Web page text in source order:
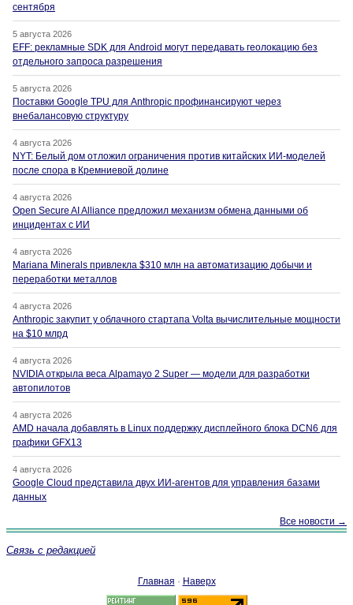
сентября
5 августа 2026
EFF: рекламные SDK для Android могут передавать геолокацию без
отдельного запроса разрешения
5 августа 2026
Поставки Google TPU для Anthropic профинансируют через
внебалансовую структуру
4 августа 2026
NYT: Белый дом отложил ограничения против китайских ИИ-моделей
после спора в Кремниевой долине
4 августа 2026
Open Secure AI Alliance предложил механизм обмена данными об
инцидентах с ИИ
4 августа 2026
Mariana Minerals привлекла $310 млн на автоматизацию добычи и
переработки металлов
4 августа 2026
Anthropic закупит у облачного стартапа Volta вычислительные мощности
на $10 млрд
4 августа 2026
NVIDIA открыла веса Alpamayo 2 Super — модели для разработки
автопилотов
4 августа 2026
AMD начала добавлять в Linux поддержку дисплейного блока DCN6 для
графики GFX13
4 августа 2026
Google Cloud представила двух ИИ-агентов для управления базами
данных
Все новости →
Связь с редакцией
Главная · Наверх